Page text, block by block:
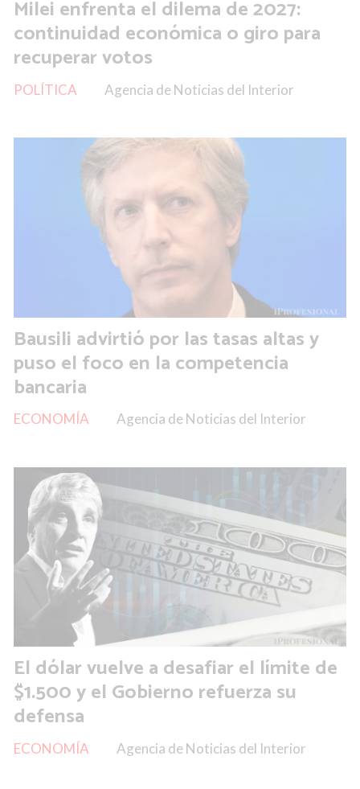
Milei enfrenta el dilema de 2027:
continuidad económica o giro para
recuperar votos
Agencia de Noticias del Interior
POLÍTICA
Bausili advirtió por las tasas altas y
puso el foco en la competencia
bancaria
Agencia de Noticias del Interior
ECONOMÍA
El dólar vuelve a desafiar el límite de
$1.500 y el Gobierno refuerza su
defensa
Agencia de Noticias del Interior
ECONOMÍA